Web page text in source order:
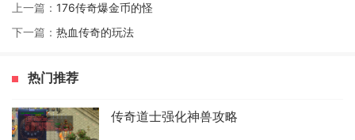
上一篇： 176传奇爆金币的怪
下一篇： 热血传奇的玩法
热门推荐
传奇道士强化神兽攻略